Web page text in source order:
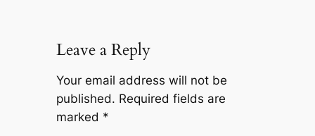
Leave a Reply
Your email address will not be
published. Required fields are
marked *